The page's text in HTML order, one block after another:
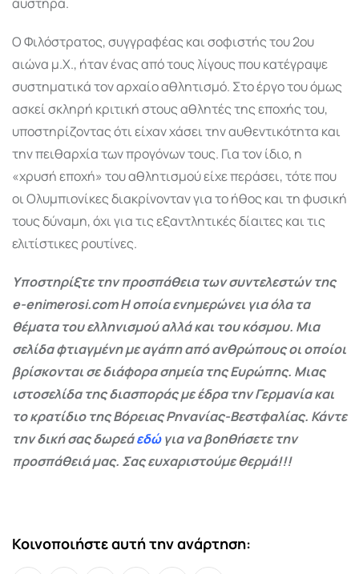
Ο Φιλόστρατος, συγγραφέας και σοφιστής του 2ου
αιώνα μ.Χ., ήταν ένας από τους λίγους που κατέγραψε
συστηματικά τον αρχαίο αθλητισμό. Στο έργο του όμως
ασκεί σκληρή κριτική στους αθλητές της εποχής του,
υποστηρίζοντας ότι είχαν χάσει την αυθεντικότητα και
την πειθαρχία των προγόνων τους. Για τον ίδιο, η
«χρυσή εποχή» του αθλητισμού είχε περάσει, τότε που
οι Ολυμπιονίκες διακρίνονταν για το ήθος και τη φυσική
τους δύναμη, όχι για τις εξαντλητικές δίαιτες και τις
ελιτίστικες ρουτίνες.
Υποστηρίξτε την προσπάθεια των συντελεστών της
e-enimerosi.com Η οποία ενημερώνει για όλα τα
θέματα του ελληνισμού αλλά και του κόσμου. Μια
σελίδα φτιαγμένη με αγάπη από ανθρώπους οι οποίοι
βρίσκονται σε διάφορα σημεία της Ευρώπης. Μιας
ιστοσελίδα της διασποράς με έδρα την Γερμανία και
το κρατίδιο της Βόρειας Ρηνανίας-Βεστφαλίας. Κάντε
την δική σας δωρεάεδώγια να βοηθήσετε την
προσπάθειά μας. Σας ευχαριστούμε θερμά!!!
Κοινοποιήστε αυτή την ανάρτηση: